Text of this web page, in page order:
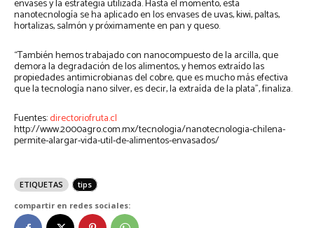
envases y la estrategia utilizada. Hasta el momento, esta
nanotecnología se ha aplicado en los envases de uvas, kiwi, paltas,
hortalizas, salmón y próximamente en pan y queso.
“También hemos trabajado con nanocompuesto de la arcilla, que
demora la degradación de los alimentos, y hemos extraído las
propiedades antimicrobianas del cobre, que es mucho más efectiva
que la tecnología nano silver, es decir, la extraída de la plata”, finaliza.
Fuentes:directoriofruta.cl
http://www.2000agro.com.mx/tecnologia/nanotecnologia-chilena-
permite-alargar-vida-util-de-alimentos-envasados/
ETIQUETAS
tips
compartir en redes sociales: